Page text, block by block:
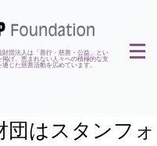
財団法人は「善行・慈善・公益」とい
掲げ、恵まれない人々への積極的な支
通じた慈善活動を広めています。
団はスタンフォ